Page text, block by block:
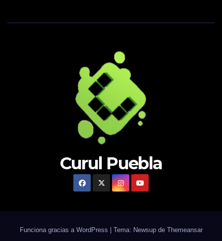
Curul Puebla
Funciona gracias a WordPress Tema: Newsup de Themeansar